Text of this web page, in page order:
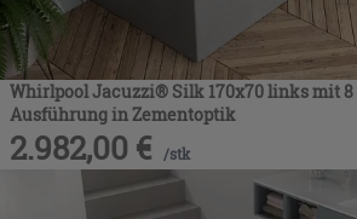
Whirlpool Jacuzzi® Silk 170x70 links mit 8
Ausführung in Zementoptik
2.982,00 € /stk